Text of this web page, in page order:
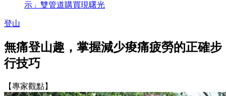
示」雙管道購買現曙光
登山
無痛登山趣，掌握減少痠痛疲勞的正確步
行技巧
【專家觀點】